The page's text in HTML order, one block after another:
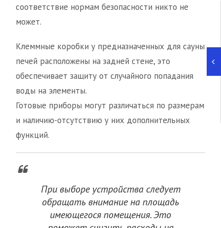
соответствие нормам безопасности никто не
может.
Клеммные коробки у предназначенных для сауны
печей расположены на задней стене, это
обеспечивает защиту от случайного попадания
воды на элементы.
Готовые приборы могут различаться по размерам
и наличию-отсутствию у них дополнительных
функций.
При выборе устройства следует
обращать внимание на площадь
имеющегося помещения. Это